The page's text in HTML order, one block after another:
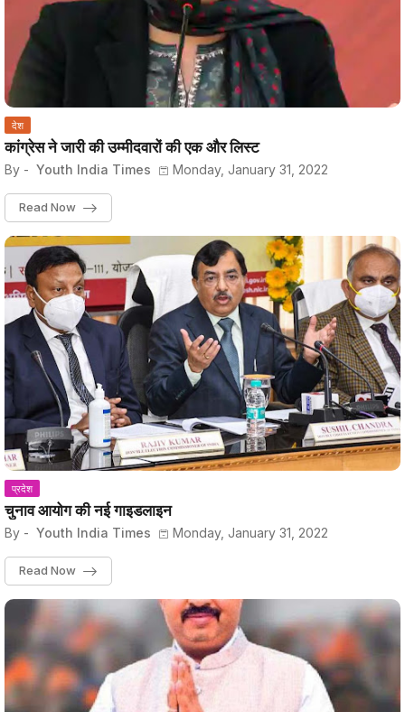
देश
कांग्रेस ने जारी की उम्मीदवारों की एक और लिस्ट
By - Youth India Times Monday, January 31, 2022
Read Now
प्रदेश
चुनाव आयोग की नई गाइडलाइन
By - Youth India Times Monday, January 31, 2022
Read Now